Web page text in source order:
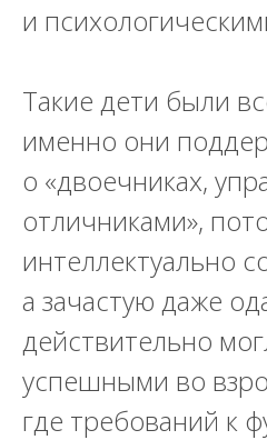
и
Такие дети были
именно они
о «двоечниках,
отличниками»,
интеллектуально
а зачастую даже
действительно
успешными во
где требований к